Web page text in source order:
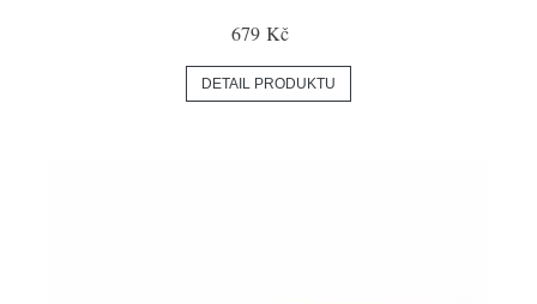
679 Kč
DETAIL PRODUKTU